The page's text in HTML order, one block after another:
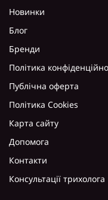
Новинки
Блог
Бренди
Політика
Публічна оферта
Політика Cookies
Карта сайту
Допомога
Контакти
Консультації трихолога